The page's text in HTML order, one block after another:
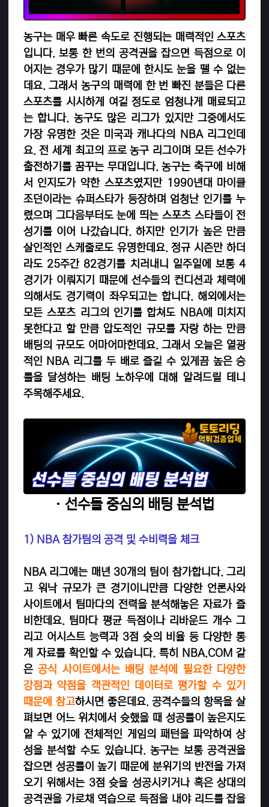
농구는 매우 빠른 속도로 진행되는 매력적인 스포츠
입니다. 보통 한 번의 공격권을 잡으면 득점으로 이
어지는 경우가 많기 때문에 한시도 눈을 뗄 수 없는
데요. 그래서 농구의 매력에 한 번 빠진 분들은 다른
스포츠를 시시하게 여길 정도로 엄청나게 매료되고
는 합니다. 농구도 많은 리그가 있지만 그중에서도
가장 유명한 것은 미국과 캐나다의 NBA 리그인데
요. 전 세계 최고의 프로 농구 리그이며 모든 선수가
출전하기를 꿈꾸는 무대입니다. 농구는 축구에 비해
서 인지도가 약한 스포츠였지만 1990년대 마이클
조던이라는 슈퍼스타가 등장하며 엄청난 인기를 누
렸으며 그다음부터도 눈에 띄는 스포츠 스타들이 전
성기를 이어 나갔습니다. 하지만 인기가 높은 만큼
살인적인 스케줄로도 유명한데요. 정규 시즌만 하더
라도 25주간 82경기를 치러내니 일주일에 보통 4
경기가 이뤄지기 때문에 선수들의 컨디션과 체력에
의해서도 경기력이 좌우되고는 합니다. 해외에서는
모든 스포츠 리그의 인기를 합쳐도 NBA에 미치지
못한다고 할 만큼 압도적인 규모를 자랑 하는 만큼
배팅의 규모도 어마어마한데요. 그래서 오늘은 열광
적인 NBA 리그를 두 배로 즐길 수 있게끔 높은 승
률을 달성하는 배팅 노하우에 대해 알려드릴 테니
주목해주세요.
· 선수들 중심의 배팅 분석법
1) NBA 참가팀의 공격 및 수비력을 체크
NBA 리그에는 매년 30개의 팀이 참가합니다. 그리
고 워낙 규모가 큰 경기이니만큼 다양한 언론사와
사이트에서 팀마다의 전력을 분석해놓은 자료가 즐
비한데요. 팀마다 평균 득점이나 리바운드 개수 그
리고 어시스트 능력과 3점 슛의 비율 등 다양한 통
계 자료를 확인할 수 있습니다. 특히 NBA.COM 같
은공식 사이트에서는 배팅 분석에 필요한 다양한
강점과 약점을 객관적인 데이터로 평가할 수 있기
때문에 참고하시면 좋은데요. 공격수들의 항목을 살
펴보면 어느 위치에서 슛했을 때 성공률이 높은지도
알 수 있기에 전체적인 게임의 패턴을 파악하여 상
성을 분석할 수도 있습니다. 농구는 보통 공격권을
잡으면 성공률이 높기 때문에 분위기의 반전을 가져
오기 위해서는 3점 슛을 성공시키거나 혹은 상대의
공격권을 가로채 역습으로 득점을 내야 리드를 잡을